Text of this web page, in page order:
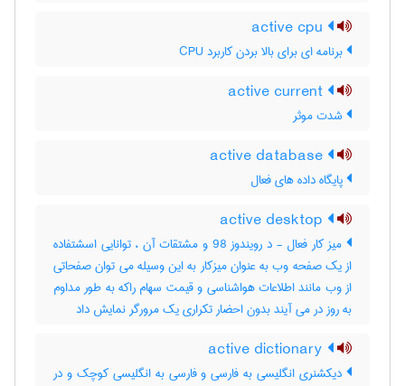
برنامه ای برای بالا بردن کاربرد CPU
شدت موثر
پایگاه داده های فعال
میز کار فعال - د رویندوز 98 و مشتقات آن ، توانایی اسشتفاده
از یک صفحه وب به عنوان میزکار به این وسیله می توان صفحاتی
از وب مانند اطلاعات هواشناسی و قیمت سهام راکه به طور مداوم
به روز در می آیند بدون احضار تکراری یک مرورگر نمایش داد
دیکشنری انگلیسی به فارسی و فارسی به انگلیسی کوچک و در